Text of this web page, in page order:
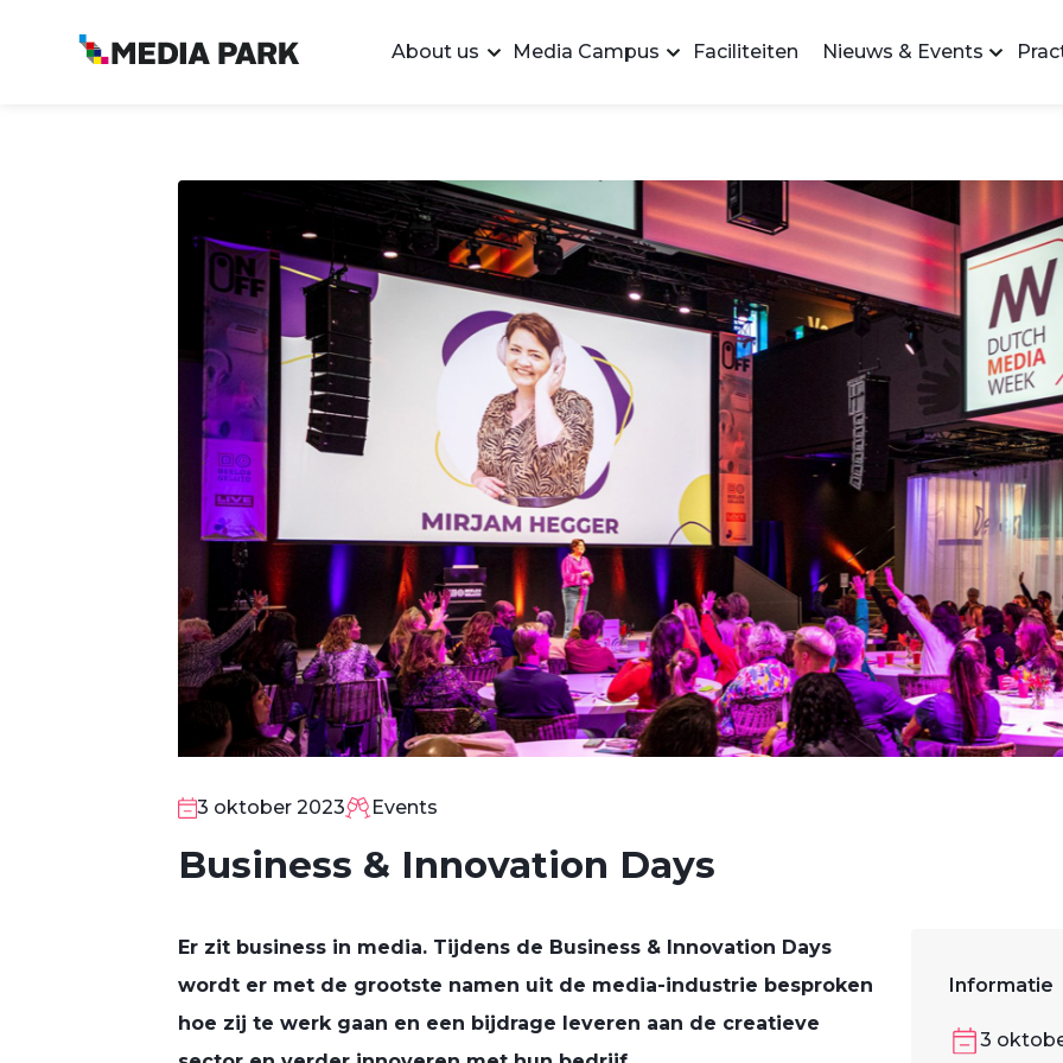
About us Media Campus Faciliteiten Nieuws & Events
3
3 oktober 2023 Events
Business & Innovation Days
Informatie
3
Er zit business in media. Tijdens de Business & Innovation Days
wordt er met de grootste namen uit de media-industrie besproken
hoe zij te werk gaan en een bijdrage leveren aan de creatieve